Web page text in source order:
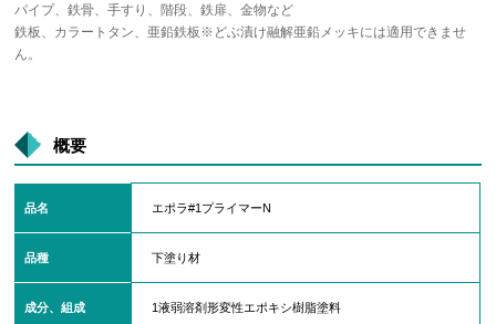
パイプ、鉄骨、手すり、階段、鉄扉、金物など
鉄板、カラートタン、亜鉛鉄板※どぶ漬け融解亜鉛メッキには適用できませ
ん。
概要
品名 エポラ#1プライマーN
品種 下塗り材
成分、組成 1液弱溶剤形変性エポキシ樹脂塗料